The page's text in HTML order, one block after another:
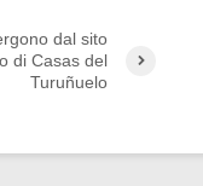
dal sito
di Casas del
Turuñuelo